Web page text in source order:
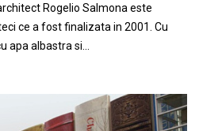
Rogelio Salmona este
ce a fost finalizata in 2001. Cu
apa albastra si...